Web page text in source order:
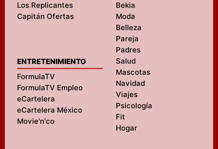
Los Replicantes
Capitán Ofertas
ENTRETENIMIENTO
FormulaTV
FormulaTV Empleo
eCartelera
eCartelera México
Movie'n'co
Bekia
Moda
Belleza
Pareja
Padres
Salud
Mascotas
Navidad
Viajes
Psicología
Fit
Hogar